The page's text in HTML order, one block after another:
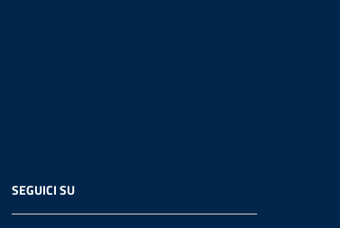
SEGUICI SU